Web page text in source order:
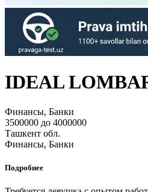
IDEAL
Финансы, Банки
3500000 до 4000000
Ташкент обл.
Финансы, Банки
Подробнее